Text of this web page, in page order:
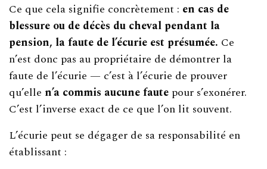
Ce que cela signifie concrètement : en cas de
blessure ou de décès du cheval pendant la
pension, la faute de l’écurie est présumée. Ce
n’est donc pas au propriétaire de démontrer la
faute de l’écurie — c’est à l’écurie de prouver
qu’elle n’a commis aucune faute pour s’exonérer.
C’est l’inverse exact de ce que l’on lit souvent.
L’écurie peut se dégager de sa responsabilité en
établissant :